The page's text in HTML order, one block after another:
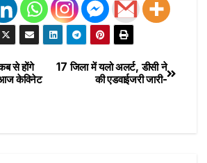
17 जिला में यलो अलर्ट, डीसी ने
की एडवाईजरी जारी-
से होंगे
आज केविनेट